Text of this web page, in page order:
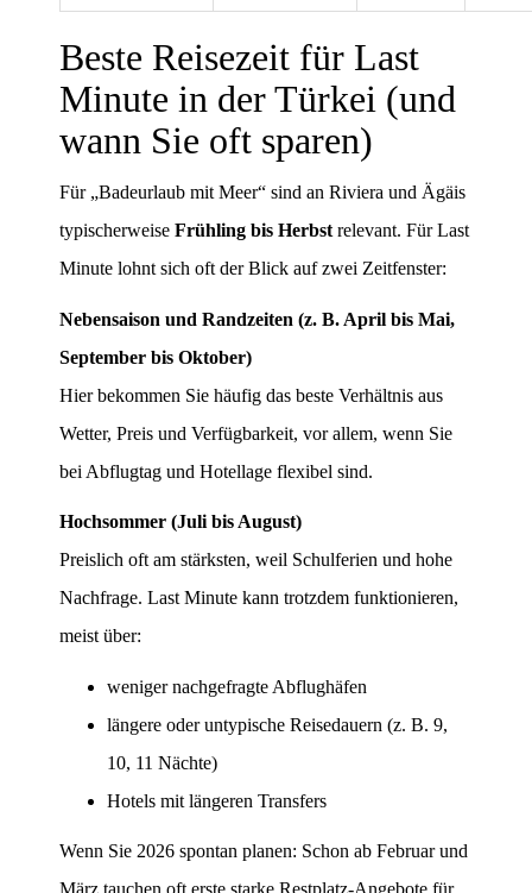
Beste Reisezeit für Last
Minute in der Türkei (und
wann Sie oft sparen)
Für „Badeurlaub mit Meer“ sind an Riviera und Ägäis
typischerweise Frühling bis Herbst relevant. Für Last
Minute lohnt sich oft der Blick auf zwei Zeitfenster:
Nebensaison und Randzeiten (z. B. April bis Mai,
September bis Oktober)
Hier bekommen Sie häufig das beste Verhältnis aus
Wetter, Preis und Verfügbarkeit, vor allem, wenn Sie
bei Abflugtag und Hotellage flexibel sind.
Hochsommer (Juli bis August)
Preislich oft am stärksten, weil Schulferien und hohe
Nachfrage. Last Minute kann trotzdem funktionieren,
meist über:
weniger nachgefragte Abflughäfen
längere oder untypische Reisedauern (z. B. 9,
10, 11 Nächte)
Hotels mit längeren Transfers
Wenn Sie 2026 spontan planen: Schon ab Februar und